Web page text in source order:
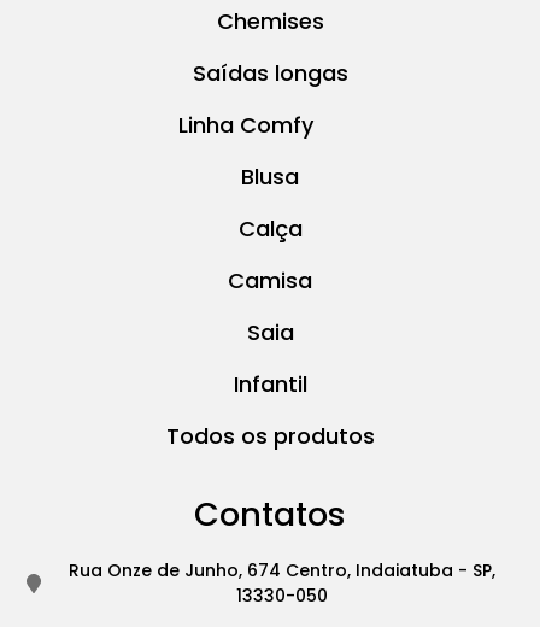
Chemises
Saídas longas
Linha Comfy
Blusa
Calça
Camisa
Saia
Infantil
Todos os produtos
Contatos
Rua Onze de Junho, 674 Centro, Indaiatuba - SP,
13330-050